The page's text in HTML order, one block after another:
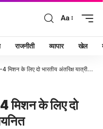
Aa
राजनीती व्यापार खेल
के लिए दो भारतीय अंतरिक्ष यात्री चयनित
के लिए दो